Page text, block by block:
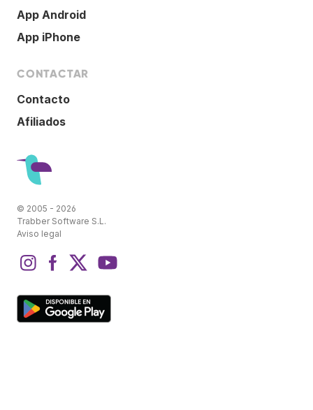
App Android
App iPhone
CONTACTAR
Contacto
Afiliados
© 2005 - 2026
Trabber Software S.L.
Aviso legal